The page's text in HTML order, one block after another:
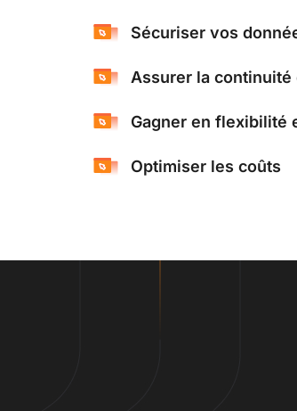
Sécuriser vos
Assurer la
Gagner en flexibilité
Optimiser les coûts